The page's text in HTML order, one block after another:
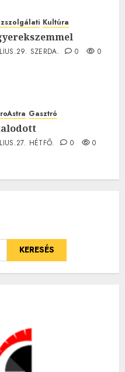
Kultúra
SZERDA. 0 0
Gasztró
HÉTFŐ. 0 0
KERESÉS